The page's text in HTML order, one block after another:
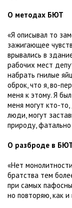
О методах БЮТ
«Я описывал то
зажигающее
врывались в
рабочих мест
набрать гнилые
оброк, что я, во-
меня к этому. Я
меня могут кто-
люди, могут
природу,
О разброде в
«Нет
братства тем
при самых
но повторяю, как